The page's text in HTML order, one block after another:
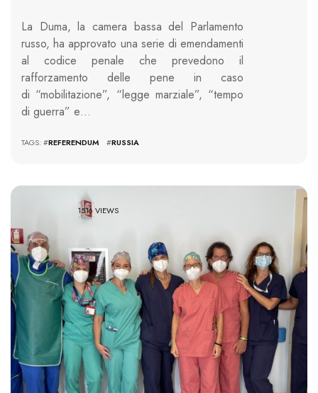
La Duma, la camera bassa del Parlamento
russo, ha approvato una serie di emendamenti
al codice penale che prevedono il
rafforzamento delle pene in caso
di “mobilitazione”, “legge marziale”, “tempo
di guerra” e…
TAGS: #REFERENDUM #RUSSIA
1516 VIEWS